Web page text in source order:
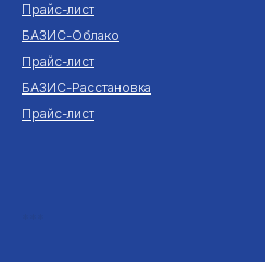
Прайс-лист
БАЗИС-Облако
Прайс-лист
БАЗИС-Расстановка
Прайс-лист